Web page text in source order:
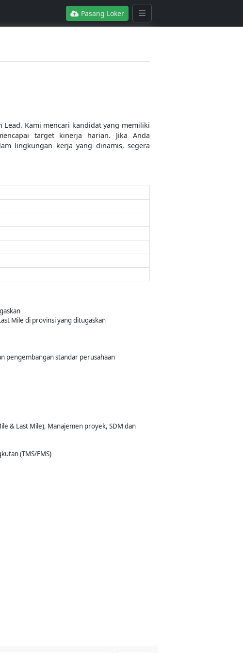
Pasang Loker
Kami mencari kandidat yang memiliki
target kinerja harian. Jika Anda
lingkungan kerja yang dinamis, segera
Mile di provinsi yang ditugaskan
pengembangan standar perusahaan
& Last Mile), Manajemen proyek, SDM dan
(TMS/FMS)